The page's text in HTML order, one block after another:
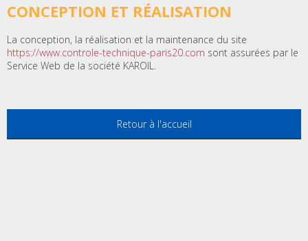
CONCEPTION ET RÉALISATION
La conception, la réalisation et la maintenance du site
https://www.controle-technique-paris20.com sont assurées par le
Service Web de la société KAROIL.
Retour à l'accueil